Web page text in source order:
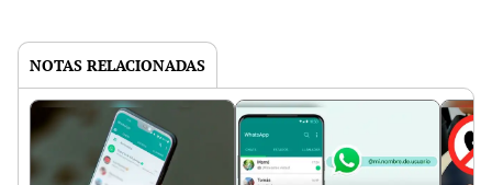
NOTAS RELACIONADAS